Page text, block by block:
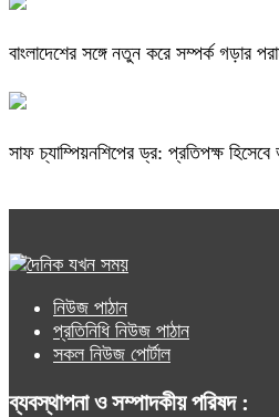
বাংলাদেশের সঙ্গে নতুন করে সম্পর্ক গড়ার
সাফ চ্যাম্পিয়নশিপের ড্র: প্রতিপক্ষ
নিউজ পাঠান
প্রতিনিধি নিউজ পাঠান
সকল নিউজ পোর্টাল
ব্যবস্থাপনা ও সম্পাদকীয় পরিষদ :